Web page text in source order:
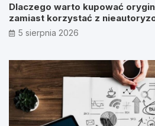
Dlaczego warto kupować
zamiast korzystać z
5 sierpnia 2026